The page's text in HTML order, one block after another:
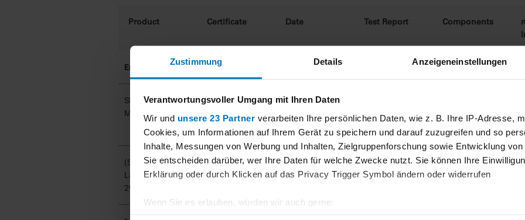
Zustimmung Details Anzeigeneinstellungen
Verantwortungsvoller Umgang mit Ihren Daten
Wir und unsere 23 Partner verarbeiten Ihre persönlichen Daten, wie z. B. Ihre IP-Adresse,
Cookies, um Informationen auf Ihrem Gerät zu speichern und darauf zuzugreifen und so
Inhalte, Messungen von Werbung und Inhalten, Zielgruppenforschung sowie Entwicklung
Sie entscheiden darüber, wer Ihre Daten für welche Zwecke nutzt. Sie können Ihre
Erklärung oder durch Klicken auf das Privacy Trigger Symbol ändern oder widerrufen
Wenn Sie es erlauben, würden wir auch gerne:
Product Certificate Date Test Report Components
Emission:
SERVOFLEX
MiniMP 5200
0000036414 2022-07-19
Correction of the
report date
(SERVOTHOUGH
Laser Model
2930)*
0000036413 2017-02-28 21216873/A NH3,
H O,